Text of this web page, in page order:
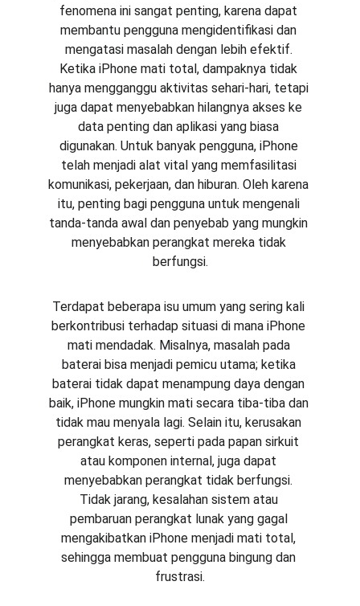
fenomena ini sangat penting, karena dapat
membantu pengguna mengidentifikasi dan
mengatasi masalah dengan lebih efektif.
Ketika iPhone mati total, dampaknya tidak
hanya mengganggu aktivitas sehari-hari, tetapi
juga dapat menyebabkan hilangnya akses ke
data penting dan aplikasi yang biasa
digunakan. Untuk banyak pengguna, iPhone
telah menjadi alat vital yang memfasilitasi
komunikasi, pekerjaan, dan hiburan. Oleh karena
itu, penting bagi pengguna untuk mengenali
tanda-tanda awal dan penyebab yang mungkin
menyebabkan perangkat mereka tidak
berfungsi.
Terdapat beberapa isu umum yang sering kali
berkontribusi terhadap situasi di mana iPhone
mati mendadak. Misalnya, masalah pada
baterai bisa menjadi pemicu utama; ketika
baterai tidak dapat menampung daya dengan
baik, iPhone mungkin mati secara tiba-tiba dan
tidak mau menyala lagi. Selain itu, kerusakan
perangkat keras, seperti pada papan sirkuit
atau komponen internal, juga dapat
menyebabkan perangkat tidak berfungsi.
Tidak jarang, kesalahan sistem atau
pembaruan perangkat lunak yang gagal
mengakibatkan iPhone menjadi mati total,
sehingga membuat pengguna bingung dan
frustrasi.